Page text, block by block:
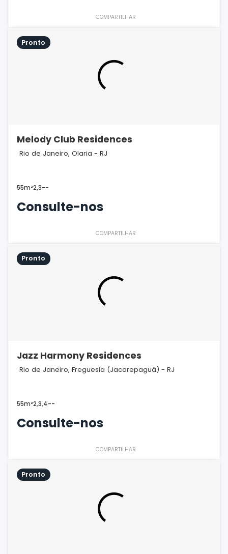
COMPARTILHAR
Pronto
Melody Club Residences
Rio de Janeiro, Olaria - RJ
55m²2,3--
Consulte-nos
COMPARTILHAR
Pronto
Jazz Harmony Residences
Rio de Janeiro, Freguesia (Jacarepaguá) - RJ
55m²2,3,4--
Consulte-nos
COMPARTILHAR
Pronto